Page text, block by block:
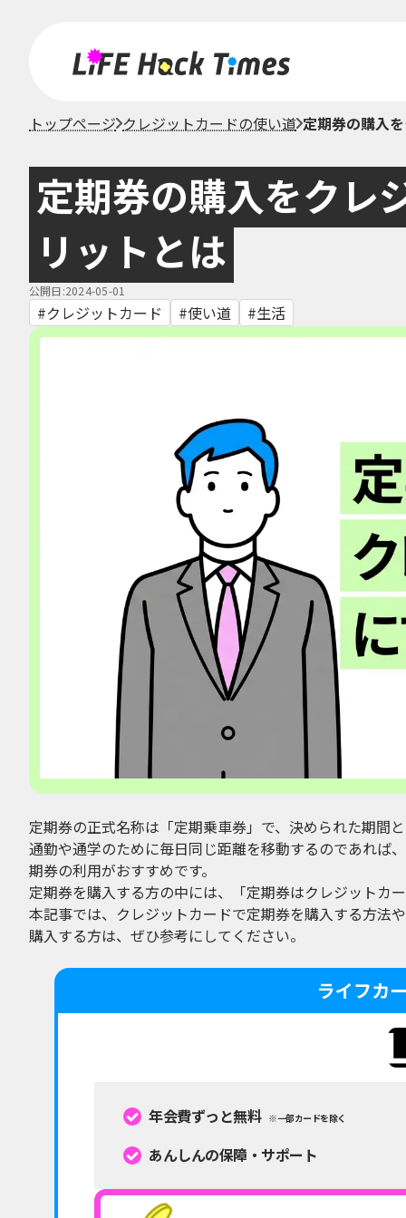
トップページ クレジットカードの使い道 定期券の購入
定期券の購入をクレ
リットとは
公開日:2024-05-01
クレジットカード 使い道 生活
定期券の正式名称は「定期乗車券」で、決められた期間
通勤や通学のために毎日同じ距離を移動するのであれば
期券の利用がおすすめです。
定期券を購入する方の中には、「定期券はクレジットカ
本記事では、クレジットカードで定期券を購入する方法
購入する方は、ぜひ参考にしてください。
ライフカ
年会費ずっと無料 ※一部カードを除く
あんしんの保障・サポート